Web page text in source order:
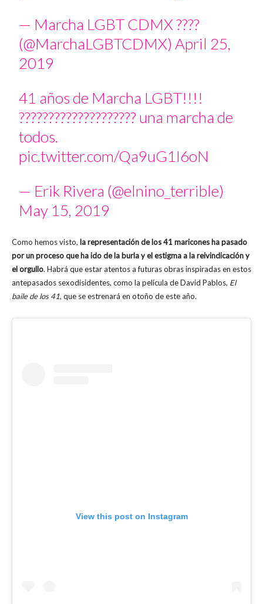
— Marcha LGBT CDMX ?️‍???
(@MarchaLGBTCDMX)April 25,
2019
41 años de Marcha LGBT!!!!
?️‍??️‍??️‍??️‍??️‍??️‍??️‍??️‍??️‍??️‍? una marcha de
todos.
pic.twitter.com/Qa9uG1I6oN
— Erik Rivera (@elnino_terrible)
May 15, 2019
Como hemos visto, la representación de los 41 maricones ha pasado
por un proceso que ha ido de la burla y el estigma a la reivindicación y
el orgullo. Habrá que estar atentos a futuras obras inspiradas en estos
antepasados sexodisidentes, como la película de David Pablos, El
baile de los 41, que se estrenará en otoño de este año.
View this post on Instagram